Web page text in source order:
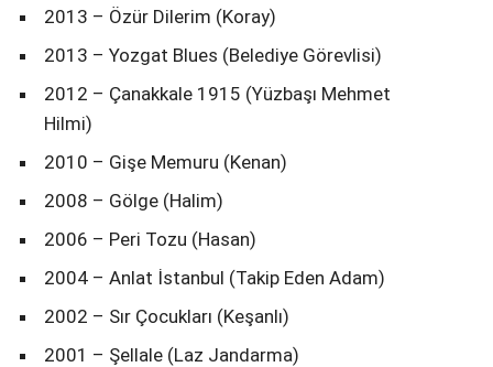
2013 – Özür Dilerim (Koray)
2013 – Yozgat Blues (Belediye Görevlisi)
2012 – Çanakkale 1915 (Yüzbaşı Mehmet
Hilmi)
2010 – Gişe Memuru (Kenan)
2008 – Gölge (Halim)
2006 – Peri Tozu (Hasan)
2004 – Anlat İstanbul (Takip Eden Adam)
2002 – Sır Çocukları (Keşanlı)
2001 – Şellale (Laz Jandarma)